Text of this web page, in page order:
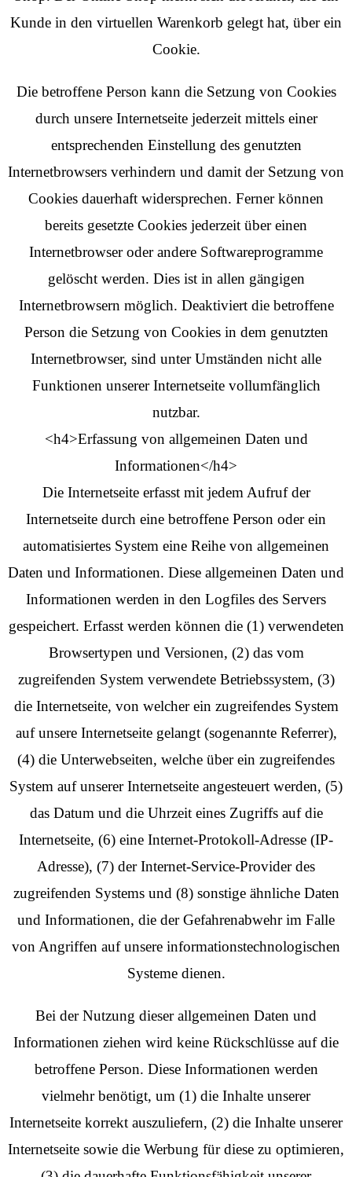
Kunde in den virtuellen Warenkorb gelegt hat, über ein
Cookie.
Die betroffene Person kann die Setzung von Cookies
durch unsere Internetseite jederzeit mittels einer
entsprechenden Einstellung des genutzten
Internetbrowsers verhindern und damit der Setzung von
Cookies dauerhaft widersprechen. Ferner können
bereits gesetzte Cookies jederzeit über einen
Internetbrowser oder andere Softwareprogramme
gelöscht werden. Dies ist in allen gängigen
Internetbrowsern möglich. Deaktiviert die betroffene
Person die Setzung von Cookies in dem genutzten
Internetbrowser, sind unter Umständen nicht alle
Funktionen unserer Internetseite vollumfänglich
nutzbar.
<h4>Erfassung von allgemeinen Daten und
Informationen</h4>
Die Internetseite erfasst mit jedem Aufruf der
Internetseite durch eine betroffene Person oder ein
automatisiertes System eine Reihe von allgemeinen
Daten und Informationen. Diese allgemeinen Daten und
Informationen werden in den Logfiles des Servers
gespeichert. Erfasst werden können die (1) verwendeten
Browsertypen und Versionen, (2) das vom
zugreifenden System verwendete Betriebssystem, (3)
die Internetseite, von welcher ein zugreifendes System
auf unsere Internetseite gelangt (sogenannte Referrer),
(4) die Unterwebseiten, welche über ein zugreifendes
System auf unserer Internetseite angesteuert werden, (5)
das Datum und die Uhrzeit eines Zugriffs auf die
Internetseite, (6) eine Internet-Protokoll-Adresse (IP-
Adresse), (7) der Internet-Service-Provider des
zugreifenden Systems und (8) sonstige ähnliche Daten
und Informationen, die der Gefahrenabwehr im Falle
von Angriffen auf unsere informationstechnologischen
Systeme dienen.
Bei der Nutzung dieser allgemeinen Daten und
Informationen ziehen wird keine Rückschlüsse auf die
betroffene Person. Diese Informationen werden
vielmehr benötigt, um (1) die Inhalte unserer
Internetseite korrekt auszuliefern, (2) die Inhalte unserer
Internetseite sowie die Werbung für diese zu optimieren,